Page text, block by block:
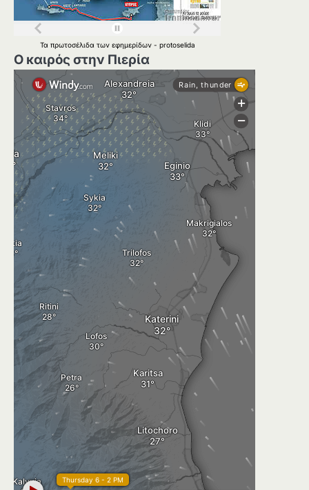
Τα πρωτοσέλιδα των εφημερίδων - protoselida
Ο καιρός στην Πιερία